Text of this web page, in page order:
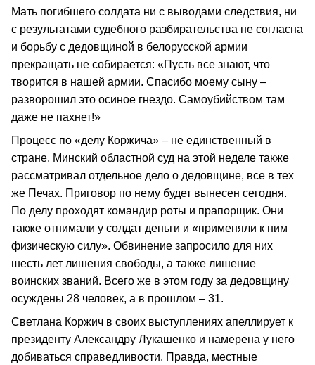
Мать погибшего солдата ни с выводами следствия, ни
с результатами судебного разбирательства не согласна
и борьбу с дедовщиной в белорусской армии
прекращать не собирается: «Пусть все знают, что
творится в нашей армии. Спасибо моему сыну –
разворошил это осиное гнездо. Самоубийством там
даже не пахнет!»
Процесс по «делу Коржича» – не единственный в
стране. Минский областной суд на этой неделе также
рассматривал отдельное дело о дедовщине, все в тех
же Печах. Приговор по нему будет вынесен сегодня.
По делу проходят командир роты и прапорщик. Они
также отнимали у солдат деньги и «применяли к ним
физическую силу». Обвинение запросило для них
шесть лет лишения свободы, а также лишение
воинских званий. Всего же в этом году за дедовщину
осуждены 28 человек, а в прошлом – 31.
Светлана Коржич в своих выступлениях апеллирует к
президенту Александру Лукашенко и намерена у него
добиваться справедливости. Правда, местные